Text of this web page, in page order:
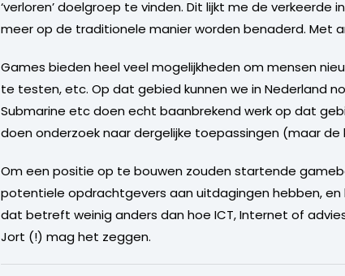
‘verloren’ doelgroep te vinden. Dit lijkt me de
meer op de traditionele manier worden benaderd. Met
Games bieden heel veel mogelijkheden om mensen
te testen, etc. Op dat gebied kunnen we in Nederland
Submarine etc doen echt baanbrekend werk op dat
doen onderzoek naar dergelijke toepassingen (maar
Om een positie op te bouwen zouden startende
potentiele opdrachtgevers aan uitdagingen hebben,
dat betreft weinig anders dan hoe ICT, Internet of
Jort (!) mag het zeggen.